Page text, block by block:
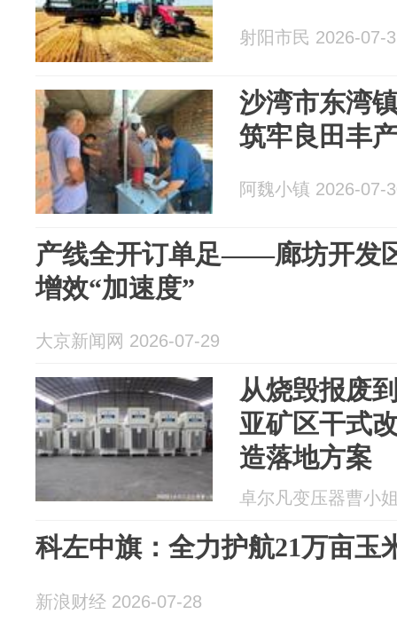
射阳市民 2026-07-
沙湾市东湾
筑牢良田丰
阿魏小镇 2026-07-
产线全开订单足——廊坊开发
增效“加速度”
大京新闻网 2026-07-29
从烧毁报废
亚矿区干式
造落地方案
卓尔凡变压器曹小
科左中旗：全力护航21万亩玉
新浪财经 2026-07-28